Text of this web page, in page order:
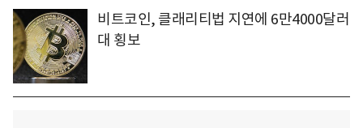
비트코인, 클래리티법 지연에 6만4000달러
대 횡보